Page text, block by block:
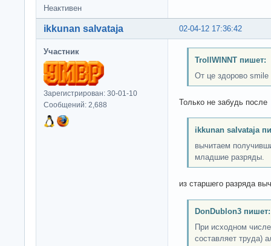
Неактивен
02-04-12 17:36:42
ikkunan salvataja
Участник
Зарегистрирован: 30-01-10
Сообщений: 2,688
TrollWINNT пишет:
От це здорово
Только не забудь после
ikkunan salvataja
вычитаем
младшие разряды.
из старшего разряда
DonDublon3 пишет:
При исходном
составляет труда)